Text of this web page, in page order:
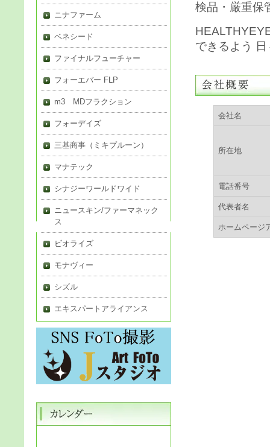
検品・厳重保
できるよう
会社名
所在地
電話番号
代表者名
ホームページ
ニナファーム
ベネシード
ファイナルフューチャー
フォーエバー FLP
m3 MDフラクション
フォーデイズ
三基商事（ミキプルーン）
マナテック
シナジーワールドワイド
ニュースキン/ファーマネック
ス
ビオライズ
モナヴィー
シズル
エキスパートアライアンス